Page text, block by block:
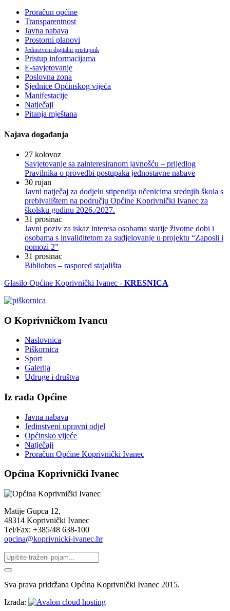
Proračun općine
Transparentnost
Javna nabava
Prostorni planovi
Jedinstveni digitalni pristupnik
Pristup informacijama
E-savjetovanje
Poslovna zona
Sjednice Općinskog vijeća
Manifestacije
Natječaji
Pitanja mještana
Najava događanja
27 kolovoz
Savjetovanje sa zainteresiranom javnošću – prijedlog
Pravilnika o provedbi postupaka jednostavne nabave
30 rujan
Javni natječaj za dodjelu stipendija učenicima srednjih škola s
prebivalištem na području Općine Koprivnički Ivanec za
školsku godinu 2026./2027.
31 prosinac
Javni poziv za iskaz interesa osobama starije životne dobi i
osobama s invaliditetom za sudjelovanje u projektu “Zaposli i
pomozi 2”
31 prosinac
Bibliobus – raspored stajališta
Glasilo Općine Koprivnički Ivanec - KRESNICA
O Koprivničkom Ivancu
Naslovnica
Piškornica
Sport
Galerija
Udruge i društva
Iz rada Općine
Javna nabava
Jedinstveni upravni odjel
Općinsko vijeće
Natječaji
Proračun Općine Koprivnički Ivanec
Općina Koprivnički Ivanec
Matije Gupca 12,
48314 Koprivnički Ivanec
Tel/Fax: +385/48 638-100
opcina@koprivnicki-ivanec.hr
Sva prava pridržana Općina Koprivnički Ivanec 2015.
Izrada: